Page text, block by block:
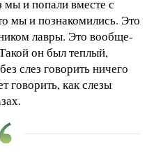
мы и попали вместе с
мы и познакомились. Это
лавры. Это вообще-
он был теплый,
слез говорить ничего
говорить, как слезы